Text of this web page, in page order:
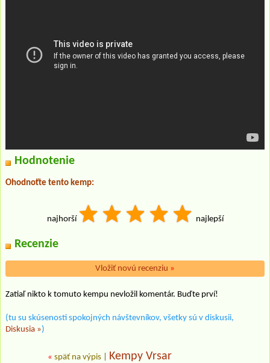
Hodnotenie
Ohodnoťte tento kemp:
najhorší najlepší
Recenzie
Vložiť novú recenziu »
Zatiaľ nikto k tomuto kempu nevložil komentár. Buďte prví!
(tu su skúsenosti spokojných návštevníkov, všetky sú v diskusii,
Diskusia »)
« späť na výpis Kempy Vrsar